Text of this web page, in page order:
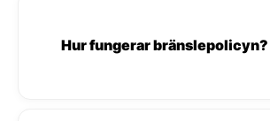
Hur fungerar bränslepolicyn?